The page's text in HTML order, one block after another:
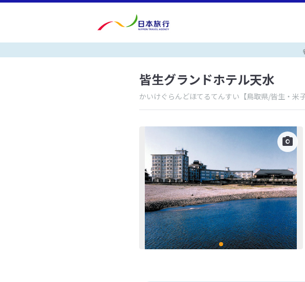
皆生グランドホテル天水
かいけぐらんどほてるてんすい 【鳥取県/皆生・米